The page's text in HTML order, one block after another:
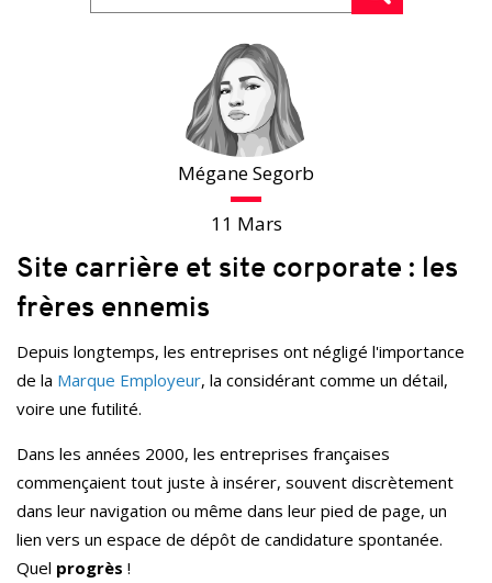
Mégane Segorb
11 Mars
Site carrière et site corporate : les
frères ennemis
Depuis longtemps, les entreprises ont négligé l'importance
de la Marque Employeur, la considérant comme un détail,
voire une futilité.
Dans les années 2000, les entreprises françaises
commençaient tout juste à insérer, souvent discrètement
dans leur navigation ou même dans leur pied de page, un
lien vers un espace de dépôt de candidature spontanée.
Quel progrès !